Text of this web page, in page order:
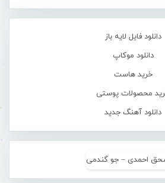
دانلود فایل لایه باز
دانلود موکاپ
خرید هاست
محصولات پوستی
دانلود آهنگ جدید